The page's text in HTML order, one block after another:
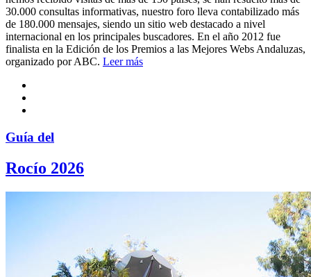
30.000 consultas informativas, nuestro foro lleva contabilizado más
de 180.000 mensajes, siendo un sitio web destacado a nivel
internacional en los principales buscadores. En el año 2012 fue
finalista en la Edición de los Premios a las Mejores Webs Andaluzas,
organizado por ABC. Leer más
Guía del
Rocío 2026